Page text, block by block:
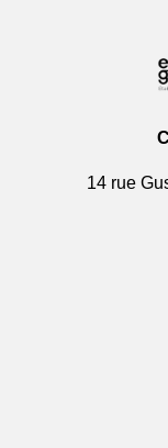
14 rue